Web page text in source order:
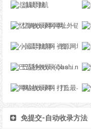
总裁导航
忆海收录网-网址外链_自动收录网站_自助友情链接平台_网站广告_软文发布_站长交易_站长资源
小温导航网 - 资源网址导航，汇集各大资源网，全网优质教程技术网，搜集资源就从这里开始
巴适秒收录-(ibashi.net) - 巴适导航分类网站目录 - 自助网址提交自动收录
网站收录网 - 打造最与众不同的站点收录网
免提交-自动收录方法